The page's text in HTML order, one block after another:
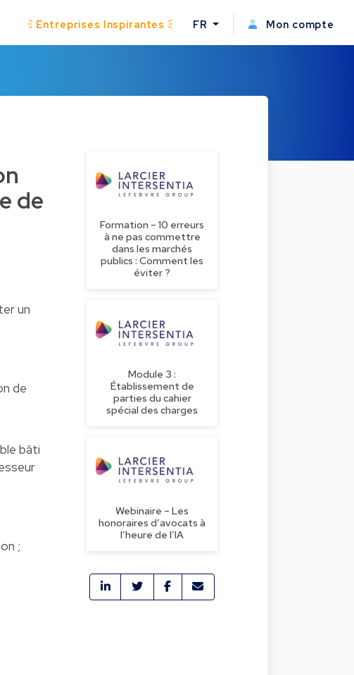
Entreprises Inspirantes FR Mon compte
de
un
de
bâti
;
Formation – 10 erreurs
à ne pas commettre
dans les marchés
publics : Comment les
éviter ?
Module 3 :
Établissement de
parties du cahier
spécial des charges
Webinaire – Les
honoraires d’avocats à
l’heure de l’IA